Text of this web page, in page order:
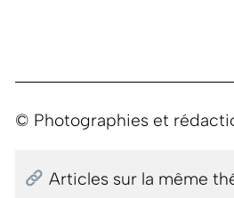
© Photographies et
Articles sur la même